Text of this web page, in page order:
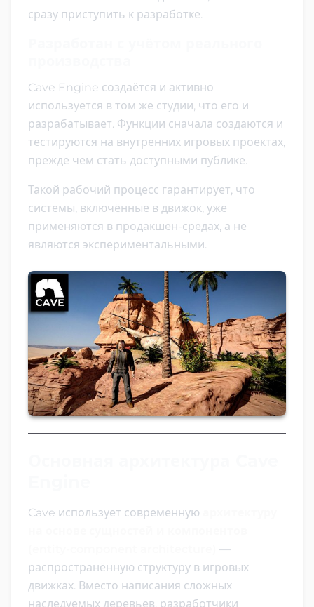
сразу приступить к разработке.
Cave Engine создаётся и активно
используется в том же студии, что его и
разрабатывает. Функции сначала создаются и
тестируются на внутренних игровых проектах,
прежде чем стать доступными публике.
Такой рабочий процесс гарантирует, что
системы, включённые в движок, уже
применяются в продакшен-средах, а не
являются экспериментальными.
Cave использует современную
—
распространённую структуру в игровых
движках. Вместо написания сложных
наследуемых деревьев, разработчики